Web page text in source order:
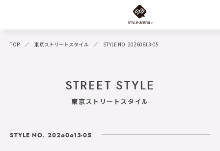
TOP 東京ストリートスタイル STYLE NO. 20260613-05
STREET STYLE
東京ストリートスタイル
STYLE NO. 20260613-05